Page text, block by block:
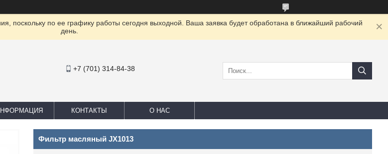
поскольку по ее графику работы сегодня выходной. Ваша заявка будет обработана в ближайший рабочий
день.
+7 (701) 314-84-38
КОНТАКТЫ О НАС
Фильтр масляный JX1013